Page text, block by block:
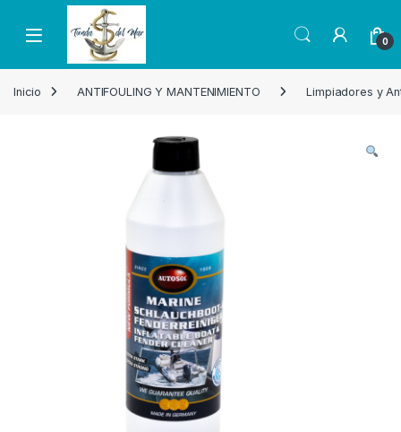
Skip to navigation
Skip to content
Open 0
Inicio ANTIFOULING Y MANTENIMIENTO Limpiadores y